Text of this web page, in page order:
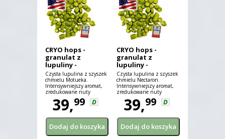
CRYO hops -
granulat z
lupuliny -
Motueka NZ 25 g
Czysta lupulina z szyszek
chmielu Motueka.
Intensywniejszy aromat,
zredukowane nuty
trawiaste.
39,99 D
CRYO hops -
granulat z
lupuliny -
Nectaron NZ 25 g
Czysta lupulina z szyszek
chmielu Nectaron.
Intensywniejszy aromat,
zredukowane nuty
trawiaste.
39,99 D